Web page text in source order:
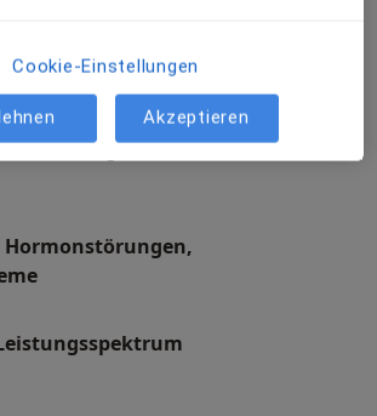
und/oder nachts, Blasen-und
Fehlbildungen an Niere, Blase
Vorhautenge, Hodenhochstand
Cookie-Einstellungen
Akzeptieren